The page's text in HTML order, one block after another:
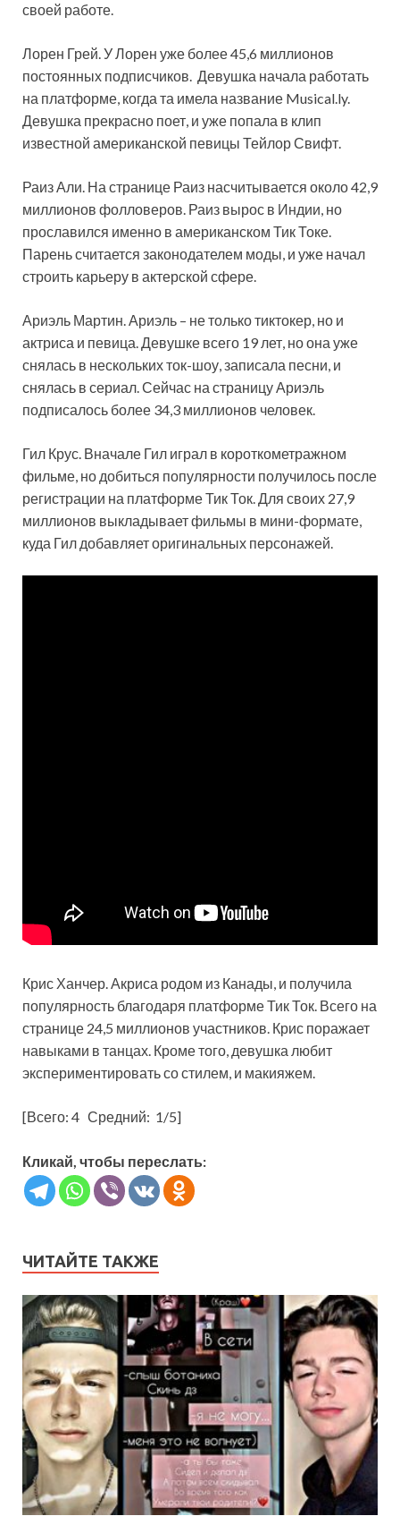
своей работе.
Лорен Грей. У Лорен уже более 45,6 миллионов
постоянных подписчиков. Девушка начала работать
на платформе, когда та имела название Musical.ly.
Девушка прекрасно поет, и уже попала в клип
известной американской певицы Тейлор Свифт.
Раиз Али. На странице Раиз насчитывается около 42,9
миллионов фолловеров. Раиз вырос в Индии, но
прославился именно в американском Тик Токе.
Парень считается законодателем моды, и уже начал
строить карьеру в актерской сфере.
Ариэль Мартин. Ариэль – не только тиктокер, но и
актриса и певица. Девушке всего 19 лет, но она уже
снялась в нескольких ток-шоу, записала песни, и
снялась в сериал. Сейчас на страницу Ариэль
подписалось более 34,3 миллионов человек.
Гил Крус. Вначале Гил играл в короткометражном
фильме, но добиться популярности получилось после
регистрации на платформе Тик Ток. Для своих 27,9
миллионов выкладывает фильмы в мини-формате,
куда Гил добавляет оригинальных персонажей.
Крис Ханчер. Акриса родом из Канады, и получила
популярность благодаря платформе Тик Ток. Всего на
странице 24,5 миллионов участников. Крис поражает
навыками в танцах. Кроме того, девушка любит
экспериментировать со стилем, и макияжем.
[Всего: 4 Средний: 1/5]
Кликай, чтобы переслать:
ЧИТАЙТЕ ТАКЖЕ